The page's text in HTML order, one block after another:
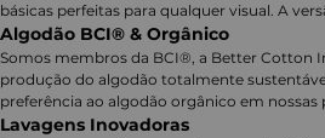
básicas perfeitas para qualquer visual. A
Algodão BCI® & Orgânico
Somos membros da BCI®, a Better Cotton
produção do algodão totalmente
preferência ao algodão orgânico em nossas
Lavagens Inovadoras